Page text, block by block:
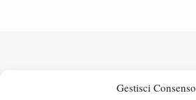
Gestisci Consenso